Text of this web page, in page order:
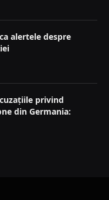
alertele despre
privind
din Germania: